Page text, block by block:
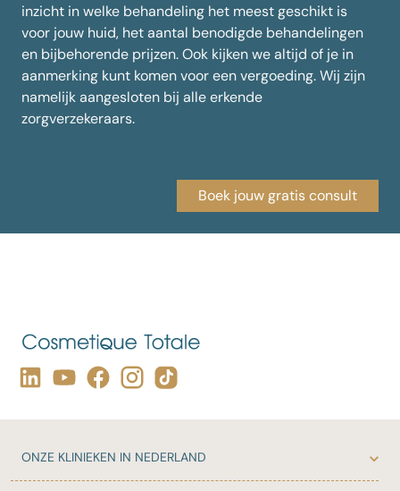
inzicht in welke behandeling het meest geschikt is
voor jouw huid, het aantal benodigde behandelingen
en bijbehorende prijzen. Ook kijken we altijd of je in
aanmerking kunt komen voor een vergoeding. Wij zijn
namelijk aangesloten bij alle erkende
zorgverzekeraars.
Boek jouw gratis consult
ONZE KLINIEKEN IN NEDERLAND